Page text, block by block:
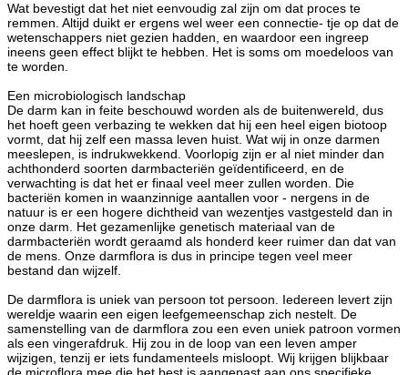
Wat bevestigt dat het niet eenvoudig zal zijn om dat proces te
remmen. Altijd duikt er ergens wel weer een connectie- tje op dat de
wetenschappers niet gezien hadden, en waardoor een ingreep
ineens geen effect blijkt te hebben. Het is soms om moedeloos van
te worden.
Een microbiologisch landschap
De darm kan in feite beschouwd worden als de buitenwereld, dus
het hoeft geen verbazing te wekken dat hij een heel eigen biotoop
vormt, dat hij zelf een massa leven huist. Wat wij in onze darmen
meeslepen, is indrukwekkend. Voorlopig zijn er al niet minder dan
achthonderd soorten darmbacteriën geïdentificeerd, en de
verwachting is dat het er finaal veel meer zullen worden. Die
bacteriën komen in waanzinnige aantallen voor - nergens in de
natuur is er een hogere dichtheid van wezentjes vastgesteld dan in
onze darm. Het gezamenlijke genetisch materiaal van de
darmbacteriën wordt geraamd als honderd keer ruimer dan dat van
de mens. Onze darmflora is dus in principe tegen veel meer
bestand dan wijzelf.
De darmflora is uniek van persoon tot persoon. Iedereen levert zijn
wereldje waarin een eigen leefgemeenschap zich nestelt. De
samenstelling van de darmflora zou een even uniek patroon vormen
als een vingerafdruk. Hij zou in de loop van een leven amper
wijzigen, tenzij er iets fundamenteels misloopt. Wij krijgen blijkbaar